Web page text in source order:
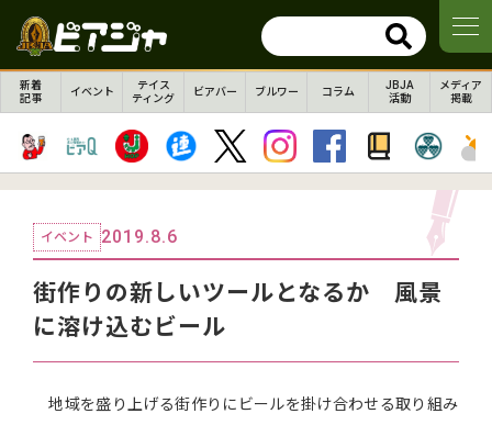
新着
記事
イベント
テイス
ティング
ビアバー ブルワー コラム
JBJA
活動
メディア
掲載
イベント 2019.8.6
街作りの新しいツールとなるか 風景
に溶け込むビール
地域を盛り上げる街作りにビールを掛け合わせる取り組み